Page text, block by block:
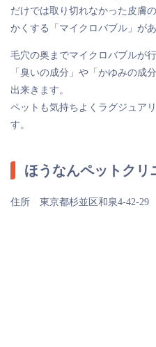
だけでは取り切れなかった皮膚
かくする「マイクロバブル」があ
毛穴の奥までマイクロバブルが
「臭いの成分」や「かゆみの成
出来きます。
ペットも気持ちよくラグジュア
す。
ほうなんペットクリ
住所 東京都杉並区和泉4-42-29